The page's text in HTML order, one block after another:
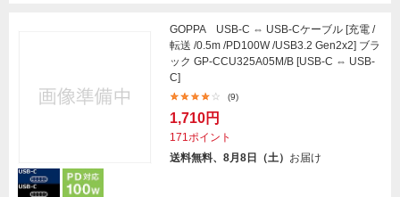
GOPPA USB-C ⇔ USB-Cケーブル [充電 /
転送 /0.5m /PD100W /USB3.2 Gen2x2] ブラ
ック GP-CCU325A05M/B [USB-C ⇔ USB-
C]
(9)
1,710円
171ポイント
送料無料、8月8日（土） お届け